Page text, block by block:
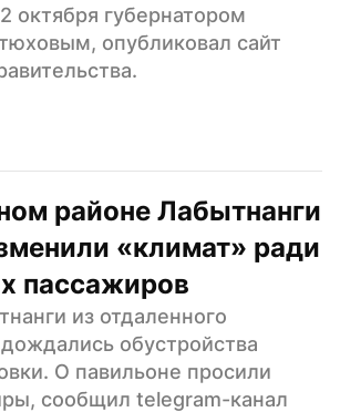
октября губернатором
опубликовал сайт
районе Лабытнанги
«климат» ради
пассажиров
из отдаленного
обустройства
О павильоне просили
сообщил telegram-канал